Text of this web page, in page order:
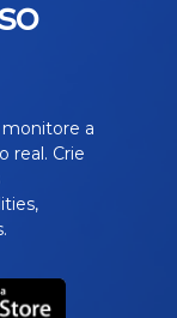
a
real. Crie